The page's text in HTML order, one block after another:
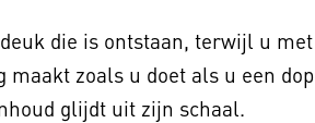
die is ontstaan, terwijl u met
zoals u doet als u een dop
glijdt uit zijn schaal.